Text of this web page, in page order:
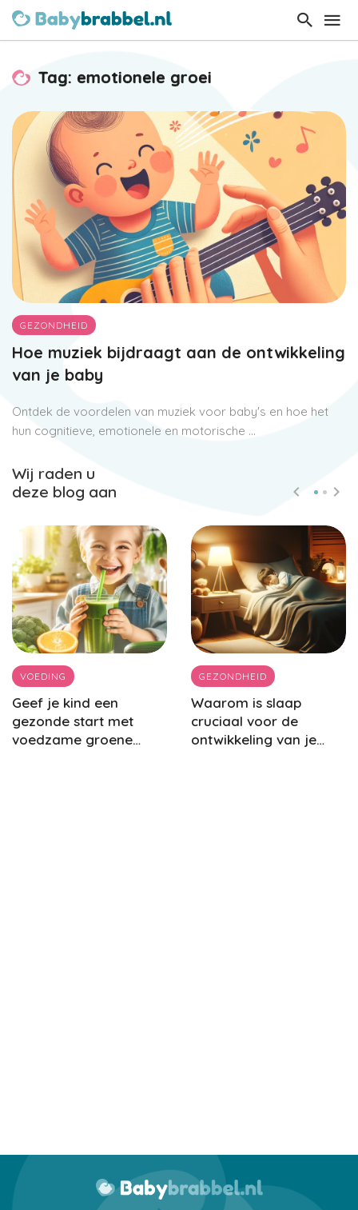
Tag: emotionele groei
GEZONDHEID
Hoe muziek bijdraagt aan de ontwikkeling
van je baby
Ontdek de voordelen van muziek voor baby's en hoe het
hun cognitieve, emotionele en motorische ...
Wij raden u
deze blog aan
VOEDING
Geef je kind een
gezonde start met
voedzame groene
GEZONDHEID
Waarom is slaap
cruciaal voor de
ontwikkeling van je